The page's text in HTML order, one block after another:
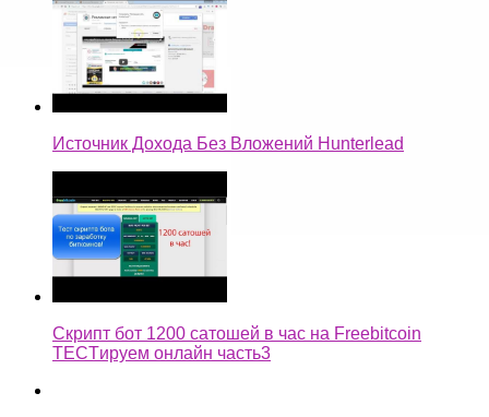
Источник Дохода Без Вложений Hunterlead
Скрипт бот 1200 сатошей в час на Freebitcoin
TECTируем онлайн часть3